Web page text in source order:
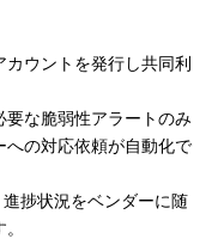
ウントを発行し共同利
な脆弱性アラートのみ
の対応依頼が自動化で
捗状況をベンダーに随